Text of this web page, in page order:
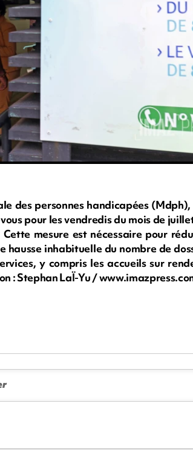
des personnes handicapées
pour les vendredis du mois de
mesure est nécessaire pour
hausse inhabituelle du nombre de
y compris les accueils sur
: Stephan LaÏ-Yu /